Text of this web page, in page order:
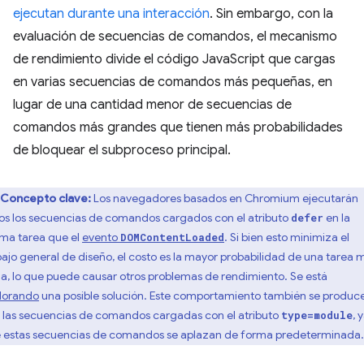
ejecutan durante una interacción. Sin embargo, con la
evaluación de secuencias de comandos, el mecanismo
de rendimiento divide el código JavaScript que cargas
en varias secuencias de comandos más pequeñas, en
lugar de una cantidad menor de secuencias de
comandos más grandes que tienen más probabilidades
de bloquear el subproceso principal.
Concepto clave:Los navegadores basados en Chromium ejecutarán
los secuencias de comandos cargados con el atributo defer en la
tarea que el evento DOMContentLoaded. Si bien esto minimiza el
general de diseño, el costo es la mayor probabilidad de una tarea
lo que puede causar otros problemas de rendimiento. Se está
una posible solución. Este comportamiento también se
secuencias de comandos cargadas con el atributo type=module,
estas secuencias de comandos se aplazan de forma predeterminada.